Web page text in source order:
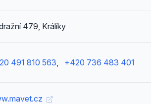
479, Králíky
491 810 563, +420 736 483 401